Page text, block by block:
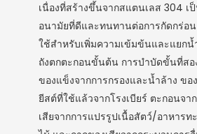
เนื่องที่สร้างขึ้นจากสแตนเลส 304 เ
อนามัยที่ดีและทนทานต่อการกัดกร่อ
ใช้สำหรับเพิ่มความเข้มข้นและแยกน้
ถังตกตะกอนขั้นต้น การบำบัดขั้นที่ส
ของแข็งจากการกรองและน้ำล้าง ข
ยีสต์ที่ใช้แล้วจากโรงเบียร์ ตะกอนจ
เสียจากการแปรรูปเนื้อสัตว์/อาหารท